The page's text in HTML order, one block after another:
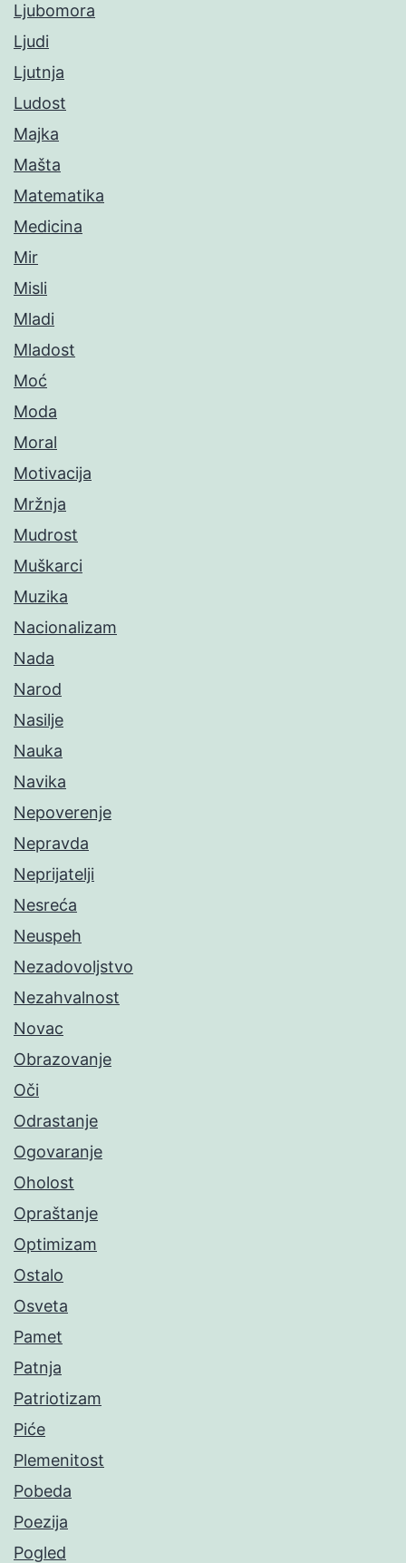
Ljubomora
Ljudi
Ljutnja
Ludost
Majka
Mašta
Matematika
Medicina
Mir
Misli
Mladi
Mladost
Moć
Moda
Moral
Motivacija
Mržnja
Mudrost
Muškarci
Muzika
Nacionalizam
Nada
Narod
Nasilje
Nauka
Navika
Nepoverenje
Nepravda
Neprijatelji
Nesreća
Neuspeh
Nezadovoljstvo
Nezahvalnost
Novac
Obrazovanje
Oči
Odrastanje
Ogovaranje
Oholost
Opraštanje
Optimizam
Ostalo
Osveta
Pamet
Patnja
Patriotizam
Piće
Plemenitost
Pobeda
Poezija
Pogled